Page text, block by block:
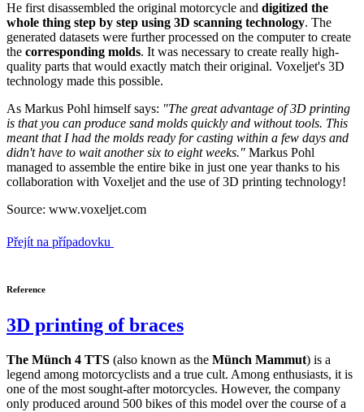
He first disassembled the original motorcycle and digitized the
whole thing step by step using 3D scanning technology. The
generated datasets were further processed on the computer to create
the corresponding molds. It was necessary to create really high-
quality parts that would exactly match their original. Voxeljet's 3D
technology made this possible.
As Markus Pohl himself says: "The great advantage of 3D printing
is that you can produce sand molds quickly and without tools. This
meant that I had the molds ready for casting within a few days and
didn't have to wait another six to eight weeks." Markus Pohl
managed to assemble the entire bike in just one year thanks to his
collaboration with Voxeljet and the use of 3D printing technology!
Source: www.voxeljet.com
Přejít na případovku
Reference
3D printing of braces
The Münch 4 TTS (also known as the Münch Mammut) is a
legend among motorcyclists and a true cult. Among enthusiasts, it is
one of the most sought-after motorcycles. However, the company
only produced around 500 bikes of this model over the course of a